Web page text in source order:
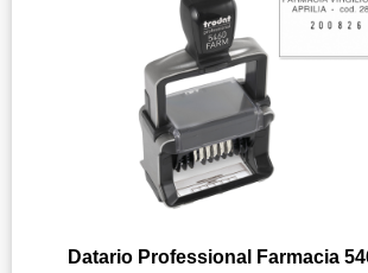
Datario Professional Farmacia